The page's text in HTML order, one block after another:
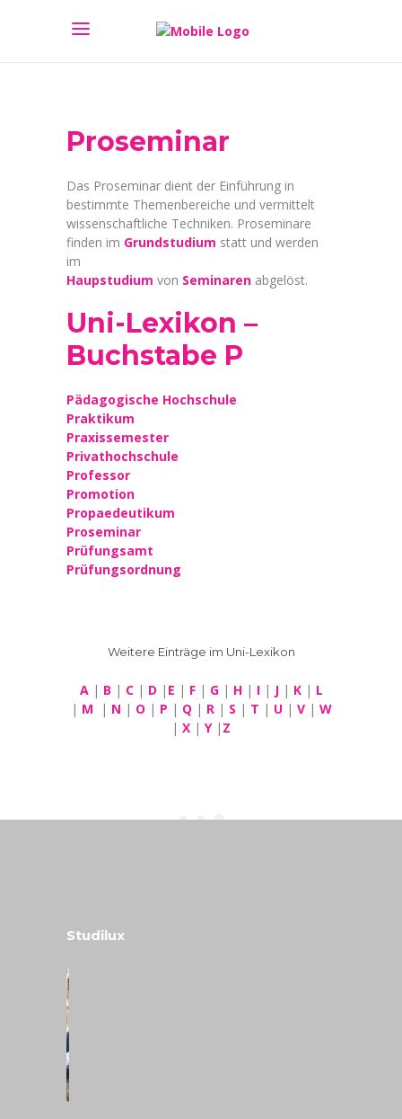
Proseminar
Das Proseminar dient der Einführung in
bestimmte Themenbereiche und vermittelt
wissenschaftliche Techniken. Proseminare
finden im Grundstudium statt und werden
im
Haupstudium von Seminaren abgelöst.
Uni-Lexikon –
Buchstabe P
Pädagogische Hochschule
Praktikum
Praxissemester
Privathochschule
Professor
Promotion
Propaedeutikum
Proseminar
Prüfungsamt
Prüfungsordnung
Weitere Einträge im Uni-Lexikon
A| B | C| D | E | F| G| H| I| J| K| L
| M | N | O | P | Q | R| S | T | U| V| W
| X | Y| Z
Studilux